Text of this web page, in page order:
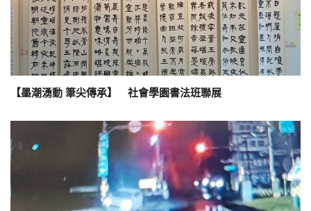
【墨潮湧動 筆尖傳承】 社會學園書法班聯展